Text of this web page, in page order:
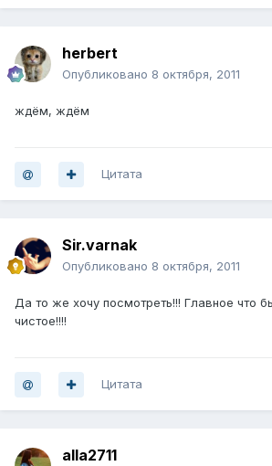
herbert
Опубликовано 8 октября, 2011
ждём, ждём
Цитата
Sir.varnak
Опубликовано 8 октября, 2011
Да то же хочу посмотреть!!! Главное что
чистое!!!!
Цитата
alla2711